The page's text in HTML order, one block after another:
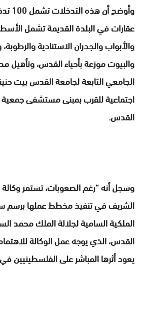
عقارات في البلدة القديمة تشمل
والأبواب والجدران الاستنادية
والبيوت موزعة بأحياء القدس، وتأهيل
الجامعي التابعة لجامعة القدس بيت
اجتماعية للقرب بمبنى مستشفى جمعية
القدس.
وسجل أنه “رغم الصعوبات، تستمر
الملكية السامية لجلالة الملك محمد
القدس، الذي يوجه عمل الوكالة
يعود أثرها المباشر على